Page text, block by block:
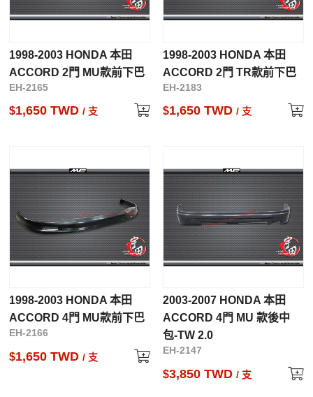
1998-2003 HONDA 本田
ACCORD 2門 MU款前下巴
EH-2165
$1,650 TWD/ 支
1998-2003 HONDA 本田
ACCORD 2門 TR款前下巴
EH-2183
$1,650 TWD/ 支
1998-2003 HONDA 本田
ACCORD 4門 MU款前下巴
EH-2166
$1,650 TWD/ 支
2003-2007 HONDA 本田
ACCORD 4門 MU 款後中
包-TW 2.0
EH-2147
$3,850 TWD/ 支